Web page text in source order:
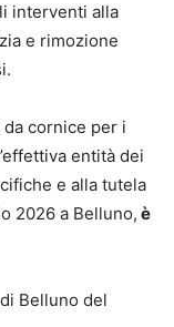
interventi alla
e rimozione
cornice per i
entità dei
e alla tutela
2026 a Belluno, è
Belluno del